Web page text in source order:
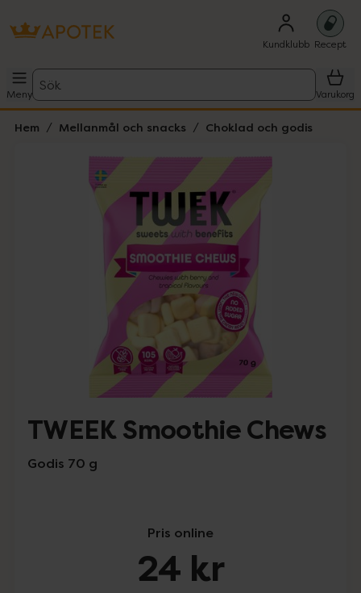
Kundklubb Recept
Meny
Sök
Varukorg
Hem Mellanmål och snacks Choklad och godis
Lista: . Innehåller 2 objekt.
Hoppa över Lista
TWEEK Smoothie Chews
Godis 70 g
Pris online
24 kr